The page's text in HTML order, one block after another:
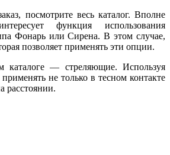
посмотрите весь каталог. Вполне
функция использования
Фонарь или Сирена. В этом случае,
позволяет применять эти опции.
— стреляющие. Используя
не только в тесном контакте
расстоянии.